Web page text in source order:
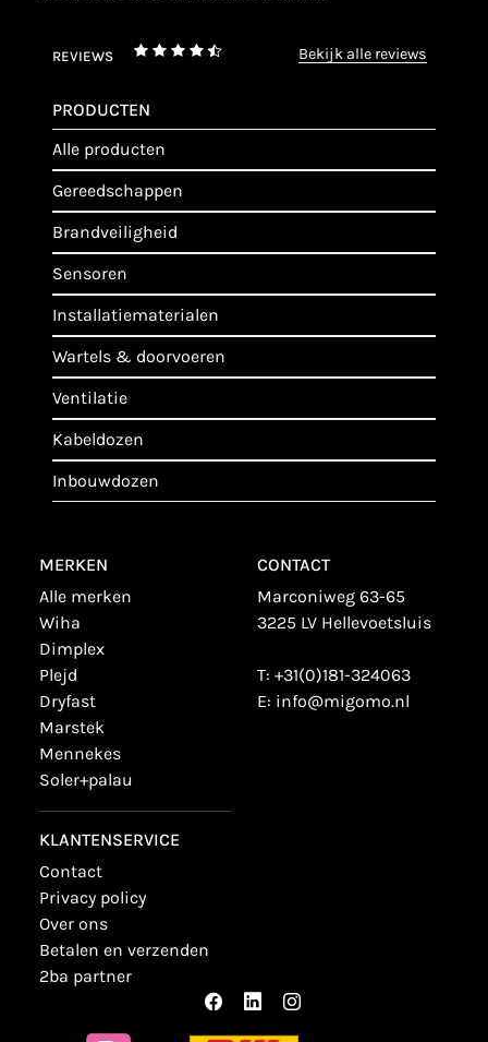
REVIEWS bekijk alle reviews
PRODUCTEN
alle producten
gereedschappen
brandveiligheid
sensoren
installatiematerialen
wartels & doorvoeren
ventilatie
kabeldozen
inbouwdozen
MERKEN
alle merken
wiha
dimplex
plejd
dryfast
marstek
mennekes
soler+palau
KLANTENSERVICE
contact
privacy policy
over ons
betalen en verzenden
2ba partner
CONTACT
Marconiweg 63-65
3225 LV Hellevoetsluis
T: +31(0)181-324063
E: info@migomo.nl